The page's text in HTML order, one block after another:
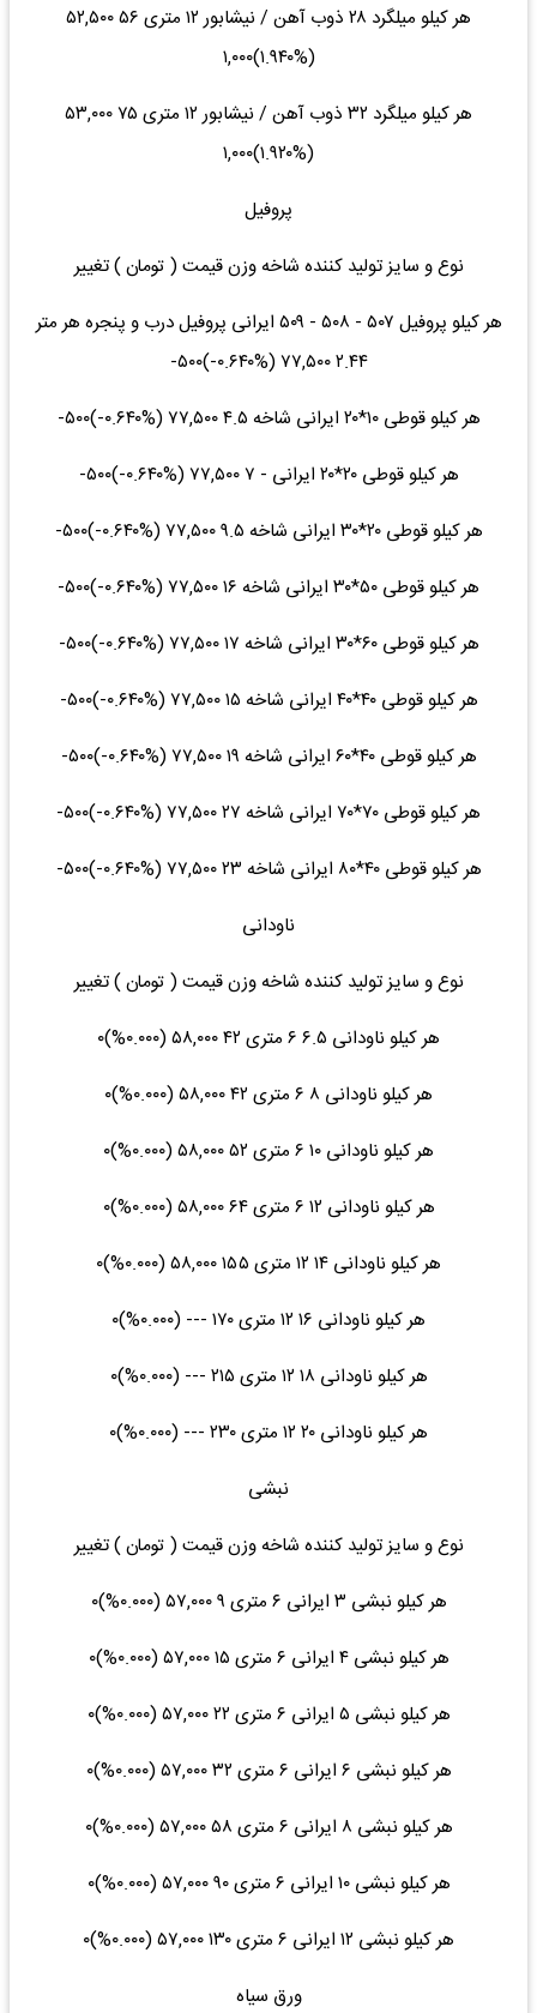
هر کیلو میلگرد ۲۸ ذوب آهن / نیشابور ۱۲ متری ۵۶ ۵۲,۵۰۰
(‎۱.۹۴۰%‌)‎۱,۰۰۰‌
هر کیلو میلگرد ۳۲ ذوب آهن / نیشابور ۱۲ متری ۷۵ ۵۳,۰۰۰
(‎۱.۹۲۰%‌)‎۱,۰۰۰‌
پروفیل
نوع و سایز تولید کننده شاخه وزن قیمت ( تومان ) تغییر
هر کیلو پروفیل ۵۰۷ - ۵۰۸ - ۵۰۹ ایرانی پروفیل درب و پنجره هر متر
۲.۴۴ ۷۷,۵۰۰ (‎-۰.۶۴۰%‌)‎-۵۰۰‌
هر کیلو قوطی ۱۰*۲۰ ایرانی شاخه ۴.۵ ۷۷,۵۰۰ (‎-۰.۶۴۰%‌)‎-۵۰۰‌
هر کیلو قوطی ۲۰*۲۰ ایرانی - ۷ ۷۷,۵۰۰ (‎-۰.۶۴۰%‌)‎-۵۰۰‌
هر کیلو قوطی ۲۰*۳۰ ایرانی شاخه ۹.۵ ۷۷,۵۰۰ (‎-۰.۶۴۰%‌)‎-۵۰۰‌
هر کیلو قوطی ۵۰*۳۰ ایرانی شاخه ۱۶ ۷۷,۵۰۰ (‎-۰.۶۴۰%‌)‎-۵۰۰‌
هر کیلو قوطی ۶۰*۳۰ ایرانی شاخه ۱۷ ۷۷,۵۰۰ (‎-۰.۶۴۰%‌)‎-۵۰۰‌
هر کیلو قوطی ۴۰*۴۰ ایرانی شاخه ۱۵ ۷۷,۵۰۰ (‎-۰.۶۴۰%‌)‎-۵۰۰‌
هر کیلو قوطی ۴۰*۶۰ ایرانی شاخه ۱۹ ۷۷,۵۰۰ (‎-۰.۶۴۰%‌)‎-۵۰۰‌
هر کیلو قوطی ۷۰*۷۰ ایرانی شاخه ۲۷ ۷۷,۵۰۰ (‎-۰.۶۴۰%‌)‎-۵۰۰‌
هر کیلو قوطی ۴۰*۸۰ ایرانی شاخه ۲۳ ۷۷,۵۰۰ (‎-۰.۶۴۰%‌)‎-۵۰۰‌
ناودانی
نوع و سایز تولید کننده شاخه وزن قیمت ( تومان ) تغییر
هر کیلو ناودانی ۶.۵ ۶ متری ۴۲ ۵۸,۰۰۰ (۰.۰۰۰%)۰
هر کیلو ناودانی ۸ ۶ متری ۴۲ ۵۸,۰۰۰ (۰.۰۰۰%)۰
هر کیلو ناودانی ۱۰ ۶ متری ۵۲ ۵۸,۰۰۰ (۰.۰۰۰%)۰
هر کیلو ناودانی ۱۲ ۶ متری ۶۴ ۵۸,۰۰۰ (۰.۰۰۰%)۰
هر کیلو ناودانی ۱۴ ۱۲ متری ۱۵۵ ۵۸,۰۰۰ (۰.۰۰۰%)۰
هر کیلو ناودانی ۱۶ ۱۲ متری ۱۷۰ --- (۰.۰۰۰%)۰
هر کیلو ناودانی ۱۸ ۱۲ متری ۲۱۵ --- (۰.۰۰۰%)۰
هر کیلو ناودانی ۲۰ ۱۲ متری ۲۳۰ --- (۰.۰۰۰%)۰
نبشی
نوع و سایز تولید کننده شاخه وزن قیمت ( تومان ) تغییر
هر کیلو نبشی ۳ ایرانی ۶ متری ۹ ۵۷,۰۰۰ (۰.۰۰۰%)۰
هر کیلو نبشی ۴ ایرانی ۶ متری ۱۵ ۵۷,۰۰۰ (۰.۰۰۰%)۰
هر کیلو نبشی ۵ ایرانی ۶ متری ۲۲ ۵۷,۰۰۰ (۰.۰۰۰%)۰
هر کیلو نبشی ۶ ایرانی ۶ متری ۳۲ ۵۷,۰۰۰ (۰.۰۰۰%)۰
هر کیلو نبشی ۸ ایرانی ۶ متری ۵۸ ۵۷,۰۰۰ (۰.۰۰۰%)۰
هر کیلو نبشی ۱۰ ایرانی ۶ متری ۹۰ ۵۷,۰۰۰ (۰.۰۰۰%)۰
هر کیلو نبشی ۱۲ ایرانی ۶ متری ۱۳۰ ۵۷,۰۰۰ (۰.۰۰۰%)۰
ورق سیاه